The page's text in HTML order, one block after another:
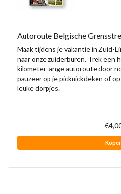
Autoroute Belgische
Maak tijdens je vakantie in Zuid-
naar onze zuiderburen. Trek een
kilometer lange autoroute door
pauzeer op je picknickdeken of
leuke dorpjes.